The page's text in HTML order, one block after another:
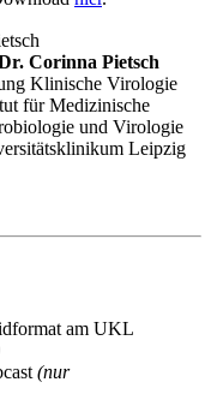
Corinna Pietsch
Klinische Virologie
für Medizinische
und Virologie
Leipzig
am UKL
(nur